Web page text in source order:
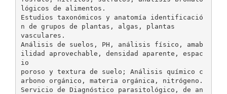
lógicos de alimentos.
Estudios taxonómicos y anatomía identificació
n de grupos de plantas, algas, plantas
vasculares.
Análisis de suelos, PH, análisis físico, amab
ilidad aprovechable, densidad aparente, espac
io
poroso y textura de suelo; Análisis químico c
arbono orgánico, materia orgánica, nitrógeno.
Servicio de Diagnóstico parasitológico, de an